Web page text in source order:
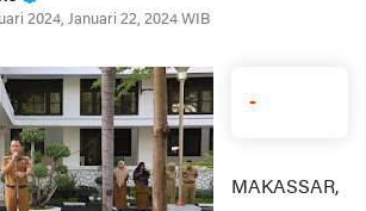
2024, Januari 22, 2024 WIB
-
MAKASSAR,